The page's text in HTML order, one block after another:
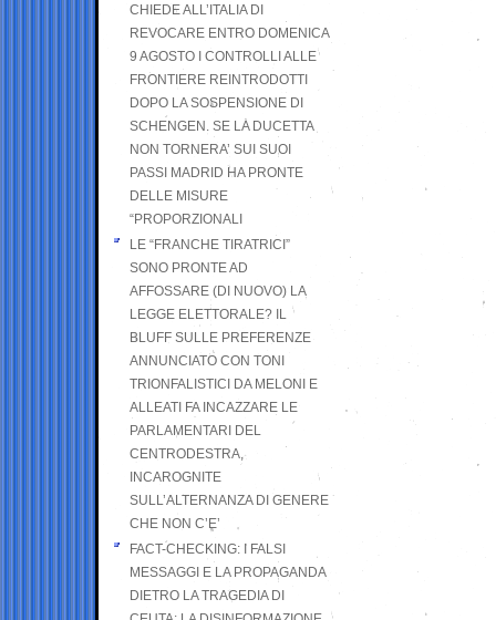
CHIEDE ALL’ITALIA DI
REVOCARE ENTRO DOMENICA
9 AGOSTO I CONTROLLI ALLE
FRONTIERE REINTRODOTTI
DOPO LA SOSPENSIONE DI
SCHENGEN. SE LA DUCETTA
NON TORNERA’ SUI SUOI
PASSI MADRID HA PRONTE
DELLE MISURE
“PROPORZIONALI
LE “FRANCHE TIRATRICI”
SONO PRONTE AD
AFFOSSARE (DI NUOVO) LA
LEGGE ELETTORALE? IL
BLUFF SULLE PREFERENZE
ANNUNCIATO CON TONI
TRIONFALISTICI DA MELONI E
ALLEATI FA INCAZZARE LE
PARLAMENTARI DEL
CENTRODESTRA,
INCAROGNITE
SULL’ALTERNANZA DI GENERE
CHE NON C’E’
FACT-CHECKING: I FALSI
MESSAGGI E LA PROPAGANDA
DIETRO LA TRAGEDIA DI